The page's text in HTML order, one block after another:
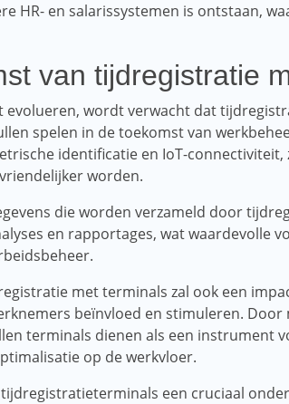
HR- en salarissystemen is ontstaan,
van tijdregistratie
evolueren, wordt verwacht dat
spelen in de toekomst van
identificatie en IoT-
worden.
die worden verzameld door
en rapportages, wat waardevolle
met terminals zal ook een
beïnvloed en stimuleren. Door
terminals dienen als een instrument
op de werkvloer.
een cruciaal